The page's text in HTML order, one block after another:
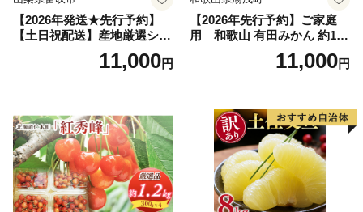
【2026年発送★先行予約】
【土日祝配送】産地厳選シャ
インマスカット1.2kg～1.3kg
（2房～3房）※沖縄・離島配
笛吹市 山梨県 フルーツ 果物
ぶどう 葡萄 大粒 シャインマ
スカット おすすめ シャイン
マスカット 贈答 ギフト 産地
笛吹市 シャインマスカット
笛吹 葡萄 国産 ぶどう 人気
国産 1.2kg 先行｜
11,000円
【2026年先行予約】ご家庭
用 和歌山 有田みかん 約10k
g (2L、3Lサイズ)【湯浅町】
11,000円